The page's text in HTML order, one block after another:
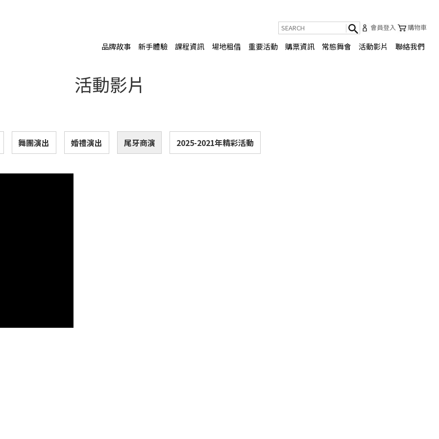
會員登入 購物車
品牌故事 新手體驗 課程資訊 場地租借 重要活動 購票資訊 常態舞會 活動影片 聯絡我們
活動影片
舞團演出 婚禮演出 尾牙商演 2025-2021年精彩活動